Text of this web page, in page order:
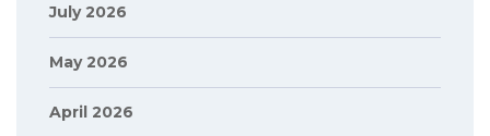
July 2026
May 2026
April 2026